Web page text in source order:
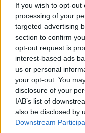
If you wish to opt-
processing of your
targeted advertising
section to confirm
opt-out request is
interest-based ads
us or personal
your opt-out. You
disclosure of your
IAB’s list of
also be disclosed by
Downstream
Μιχαηλίδου,
δυναμικού στον
θερινής
κατεύθυνση
την αύξηση στον
καλύψουμε και
στον τουρισμό
συλλογική
Εργασίας, η